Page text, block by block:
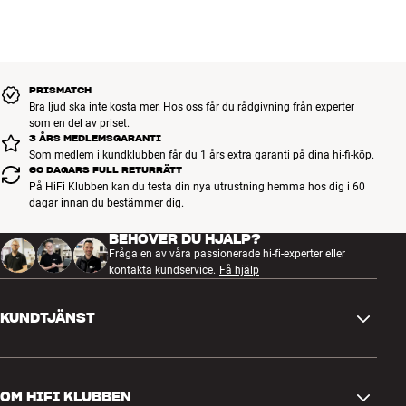
PRISMATCH
Bra ljud ska inte kosta mer. Hos oss får du rådgivning från experter
som en del av priset.
3 ÅRS MEDLEMSGARANTI
Som medlem i kundklubben får du 1 års extra garanti på dina hi-fi-köp.
60 DAGARS FULL RETURRÄTT
På HiFi Klubben kan du testa din nya utrustning hemma hos dig i 60
dagar innan du bestämmer dig.
BEHÖVER DU HJÄLP?
Fråga en av våra passionerade hi-fi-experter eller
kontakta kundservice. Få hjälp
KUNDTJÄNST
OM HIFI KLUBBEN